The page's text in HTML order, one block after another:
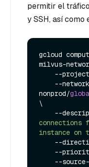
permitir el
y SSH, así como
gcloud
milvus-
nonprod/
\
--
connections
instance on
--
--